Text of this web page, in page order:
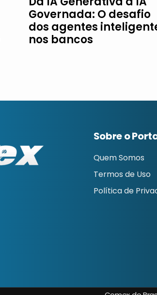
Governada: O desafio
dos agentes
nos bancos
Sobre o
Quem Somos
Termos de Uso
Política de